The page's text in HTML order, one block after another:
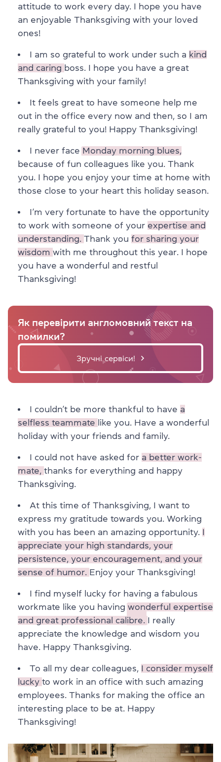
attitude to work every day. I hope you have
an enjoyable Thanksgiving with your loved
ones!
I am so grateful to work under such a kind
and caring boss. I hope you have a great
Thanksgiving with your family!
It feels great to have someone help me
out in the office every now and then, so I am
really grateful to you! Happy Thanksgiving!
I never face Monday morning blues,
because of fun colleagues like you. Thank
you. I hope you enjoy your time at home with
those close to your heart this holiday season.
I’m very fortunate to have the opportunity
to work with someone of your expertise and
understanding. Thank you for sharing your
wisdom with me throughout this year. I hope
you have a wonderful and restful
Thanksgiving!
Як перевірити англомовний текст на
помилки?
Зручні сервіси!
I couldn’t be more thankful to have a
selfless teammate
like you. Have a wonderful
holiday with your friends and family.
I could not have asked for a better work-
mate, thanks for everything and happy
Thanksgiving.
At this time of Thanksgiving, I want to
express my gratitude towards you. Working
with you has been an amazing opportunity. I
appreciate your high standards, your
persistence, your encouragement, and your
sense of humor. Enjoy your Thanksgiving!
I find myself lucky for having a fabulous
workmate like you having wonderful expertise
and great professional calibre. I really
appreciate the knowledge and wisdom you
have. Happy Thanksgiving.
To all my dear colleagues, I consider myself
lucky to work in an office with such amazing
employees. Thanks for making the office an
interesting place to be at. Happy
Thanksgiving!